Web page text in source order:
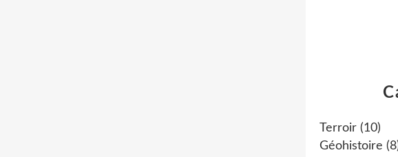
Terroir (10)
Géohistoire